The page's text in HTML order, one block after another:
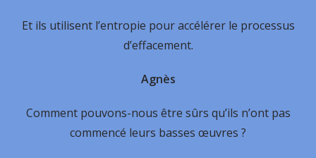
Et ils utilisent l’entropie pour accélérer le processus
d’effacement.
Agnès
Comment pouvons-nous être sûrs qu’ils n’ont pas
commencé leurs basses œuvres ?